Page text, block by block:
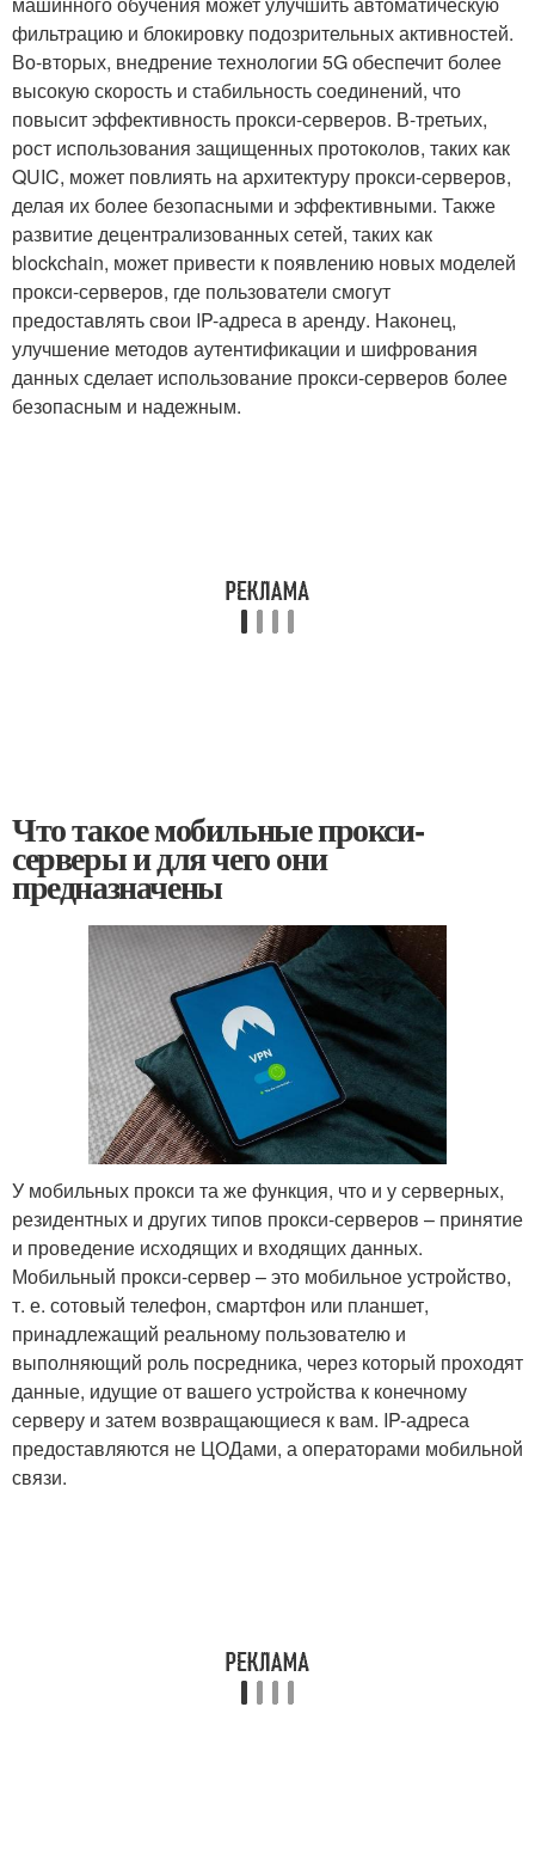
фильтрацию и блокировку подозрительных активностей.
Во-вторых, внедрение технологии 5G обеспечит более
высокую скорость и стабильность соединений, что
повысит эффективность прокси-серверов. В-третьих,
рост использования защищенных протоколов, таких как
QUIC, может повлиять на архитектуру прокси-серверов,
делая их более безопасными и эффективными. Также
развитие децентрализованных сетей, таких как
blockchain, может привести к появлению новых моделей
прокси-серверов, где пользователи смогут
предоставлять свои IP-адреса в аренду. Наконец,
улучшение методов аутентификации и шифрования
данных сделает использование прокси-серверов более
безопасным и надежным.
Что такое мобильные прокси-
серверы и для чего они
предназначены
У мобильных прокси та же функция, что и у серверных,
резидентных и других типов прокси-серверов – принятие
и проведение исходящих и входящих данных.
Мобильный прокси-сервер – это мобильное устройство,
т. е. сотовый телефон, смартфон или планшет,
принадлежащий реальному пользователю и
выполняющий роль посредника, через который проходят
данные, идущие от вашего устройства к конечному
серверу и затем возвращающиеся к вам. IP-адреса
предоставляются не ЦОДами, а операторами мобильной
связи.